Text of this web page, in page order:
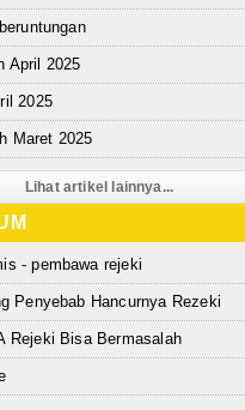
April 2025
2025
Maret 2025
Lihat artikel lainnya...
- pembawa rejeki
Penyebab Hancurnya Rezeki
Rejeki Bisa Bermasalah